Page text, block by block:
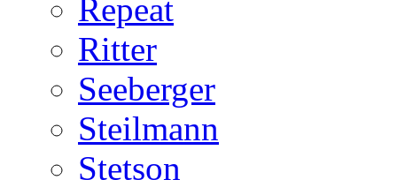
Repeat
Ritter
Seeberger
Steilmann
Stetson